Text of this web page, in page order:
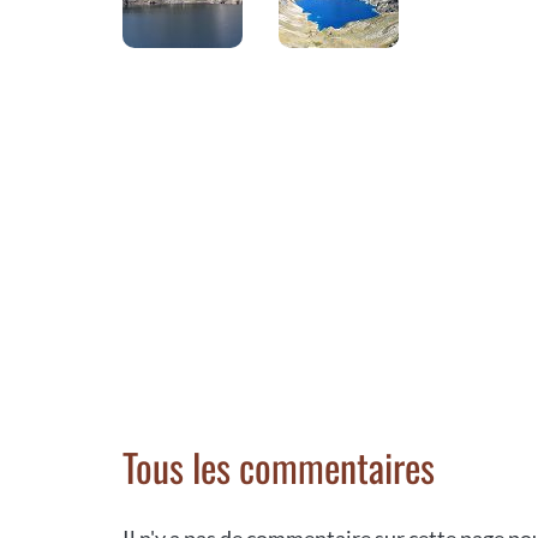
Tous les commentaires